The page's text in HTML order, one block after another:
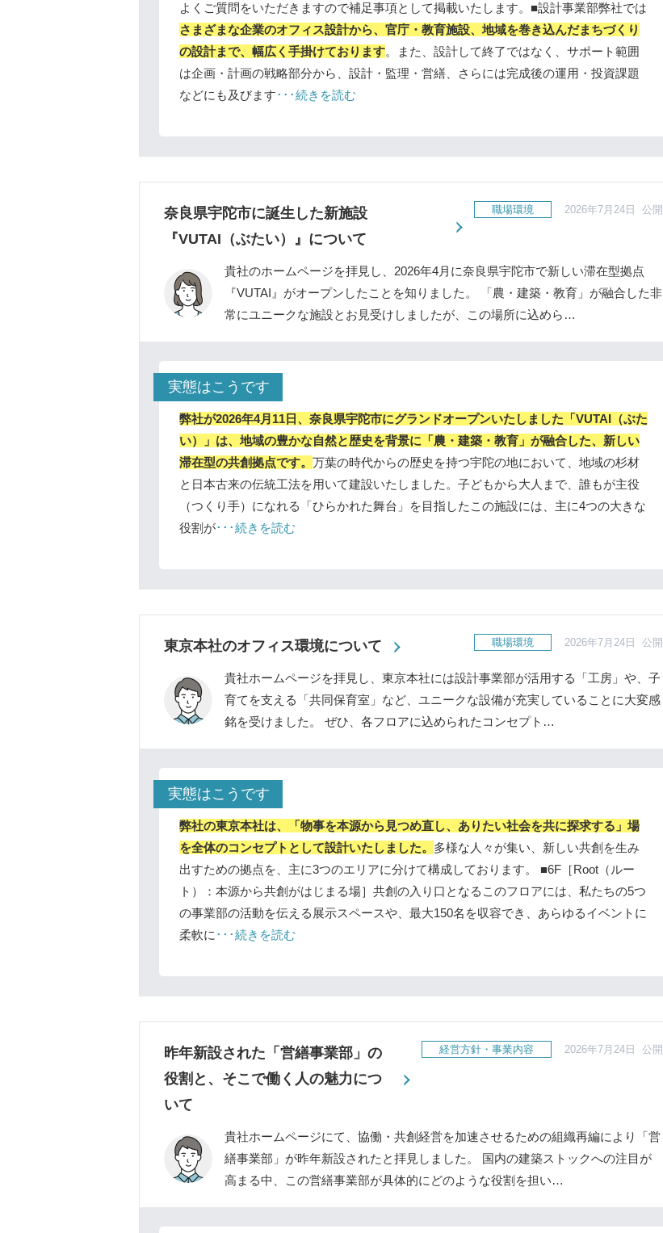
よくご質問をいただきますので補足事項として掲載いたします。■設計事業部弊社では
さまざまな企業のオフィス設計から、官庁・教育施設、地域を巻き込んだまちづくり
の設計まで、幅広く手掛けております。また、設計して終了ではなく、サポート範囲
は企画・計画の戦略部分から、設計・監理・営繕、さらには完成後の運用・投資課題
などにも及びます･･･続きを読む
奈良県宇陀市に誕生した新施設
『VUTAI（ぶたい）』について
職場環境 2026年7月24日 公開
貴社のホームページを拝見し、2026年4月に奈良県宇陀市で新しい滞在型拠点
『VUTAI』がオープンしたことを知りました。 「農・建築・教育」が融合した非
常にユニークな施設とお見受けしましたが、この場所に込めら…
実態はこうです
弊社が2026年4月11日、奈良県宇陀市にグランドオープンいたしました「VUTAI（ぶた
い）」は、地域の豊かな自然と歴史を背景に「農・建築・教育」が融合した、新しい
滞在型の共創拠点です。 万葉の時代からの歴史を持つ宇陀の地において、地域の杉材
と日本古来の伝統工法を用いて建設いたしました。子どもから大人まで、誰もが主役
（つくり手）になれる「ひらかれた舞台」を目指したこの施設には、主に4つの大きな
役割が･･･続きを読む
東京本社のオフィス環境について 職場環境 2026年7月24日 公開
貴社ホームページを拝見し、東京本社には設計事業部が活用する「工房」や、子
育てを支える「共同保育室」など、ユニークな設備が充実していることに大変感
銘を受けました。 ぜひ、各フロアに込められたコンセプト…
実態はこうです
弊社の東京本社は、「物事を本源から見つめ直し、ありたい社会を共に探求する」場
を全体のコンセプトとして設計いたしました。 多様な人々が集い、新しい共創を生み
出すための拠点を、主に3つのエリアに分けて構成しております。 ■6F［Root（ルー
ト）：本源から共創がはじまる場］共創の入り口となるこのフロアには、私たちの5つ
の事業部の活動を伝える展示スペースや、最大150名を収容でき、あらゆるイベントに
柔軟に ･･･続きを読む
昨年新設された「営繕事業部」の
役割と、そこで働く人の魅力につ
いて
経営方針・事業内容 2026年7月24日 公開
貴社ホームページにて、協働・共創経営を加速させるための組織再編により「営
繕事業部」が昨年新設されたと拝見しました。 国内の建築ストックへの注目が
高まる中、この営繕事業部が具体的にどのような役割を担い…